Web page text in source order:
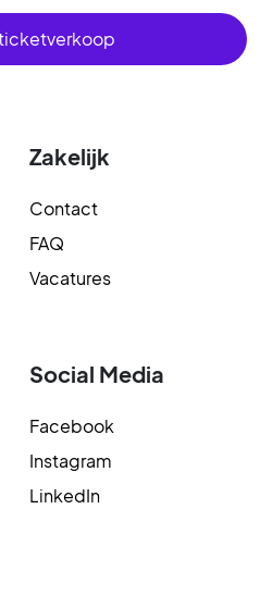
Zakelijk
Contact
FAQ
Vacatures
Social Media
Facebook
Instagram
LinkedIn